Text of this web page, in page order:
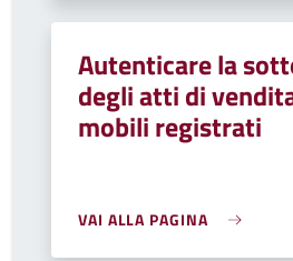
Autenticare la
degli atti di
mobili registrati
VAI ALLA PAGINA